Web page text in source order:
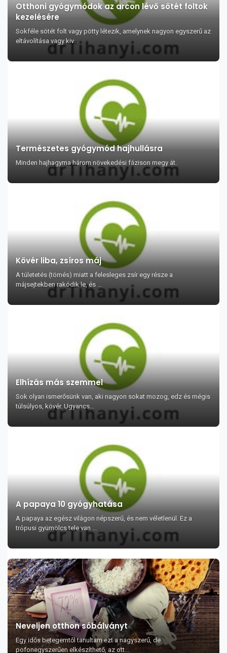
Otthoni gyógymódok az arcon lévő sötét foltok
kezelésére
Sokféle sötét folt vagy pötty létezik, amelynek nagyon egyszerű az
eltávolítása vagy kiv...
Természetes gyógymód hajhullásra
Minden hajhagyma három növekedési fázison megy át.
Kövér liba, zsíros máj
A túletetés (tömés) miatt a felesleges zsír egy része a
májsejtekben rakódik le, és ...
Elhízás más szemmel
Sok olyan ismerősünk van, aki nagyon sokat mozog, edz és mégis
túlsúlyos, kövér. Ugyancs...
A papaya 10 gyógyhatása
A papaya az egész világon népszerű, és nem véletlenül. Ez a
trópusi gyümölcs tele van ...
Neveljen otthon sóbálványt
Egy idős betegemtől tanultam ezt a nagyszerű, de
pofonegyszerűen elkészíthető, az ott...